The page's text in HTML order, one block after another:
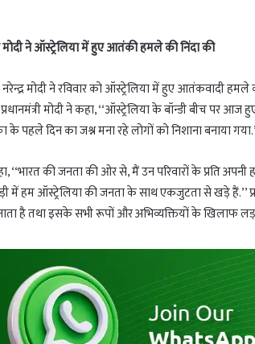
मोदी ने ऑस्ट्रेलिया में हुए आतंकी हमले की निंदा की
नरेन्द्र मोदी ने रविवार को ऑस्ट्रेलिया में हुए आतंकवादी
मोदी ने कहा, ‘‘ऑस्ट्रेलिया के बॉन्डी बीच
के पहले दिन का जश्न मना रहे लोगों को निशाना बनाया
‘‘भारत की जनता की ओर से, मैं उन परिवारों के प्रति
में हम ऑस्ट्रेलिया की जनता के साथ एकजुटता से खड़े हैं.’’
है तथा इसके सभी रूपों और अभिव्यक्तियों के खिलाफ